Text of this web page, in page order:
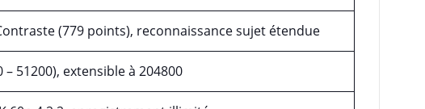
(779 points), reconnaissance sujet étendue
– 51200), extensible à 204800